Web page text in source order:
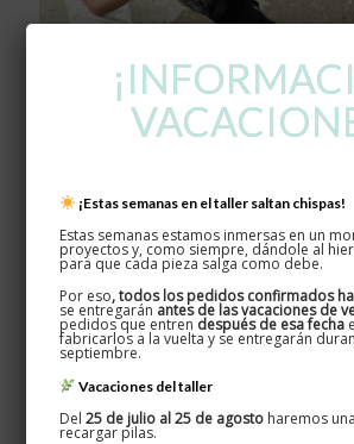
Colgadores loops
¡Estas semanas en el taller saltan chispas!
Estas semanas estamos inmersas en un
proyectos y, como siempre, dándole al
para que cada pieza salga como debe.
Por eso, todos los pedidos confirmados
se entregarán antes de las vacaciones de
pedidos que entren después de esa fecha
fabricarlos a la vuelta y se entregarán
septiembre.
Vacaciones del taller
Del 25 de julio al 25 de agosto haremos
recargar pilas.